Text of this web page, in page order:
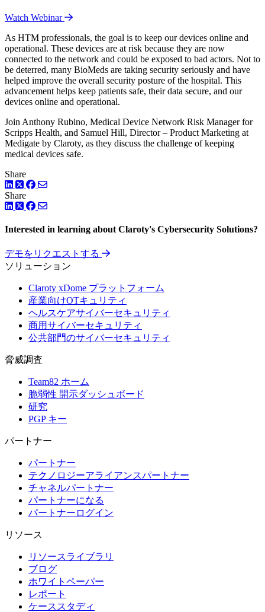
Watch Webinar
As HTM professionals, the goal is to keep our devices online and
operational. These devices are at risk because they are now
connected to the network and could be exposed to bad actors. Not to
be deterred, many BioMeds are taking security seriously and have
helped improve the overall security posture of the hospital. This
advancement helps keep patients safe, their data secure, and our
devices online and operational.
Join Anthony Rubino, Medical Device Network Risk Manager for
Scripps Health, and Samuel Hill, Director – Product Marketing at
Medigate by Claroty, as they discuss the challenge of keeping
medical devices safe.
Share
LinkedIn
ツイッター
Facebook
Share
LinkedIn
ツイッター
Facebook
Interested in learning about Claroty's Cybersecurity Solutions?
デモをリクエストする
ソリューション
Claroty xDome プラットフォーム
産業向けOTキュリティ
ヘルスケアサイバーセキュリティ
商用サイバーセキュリティ
公共部門のサイバーセキュリティ
脅威調査
Team82 ホーム
脆弱性 開示ダッシュボード
研究
PGP キー
パートナー
パートナー
テクノロジーアライアンスパートナー
チャネルパートナー
パートナーになる
パートナーログイン
リソース
リソースライブラリ
ブログ
ホワイトペーパー
レポート
ケーススタディ